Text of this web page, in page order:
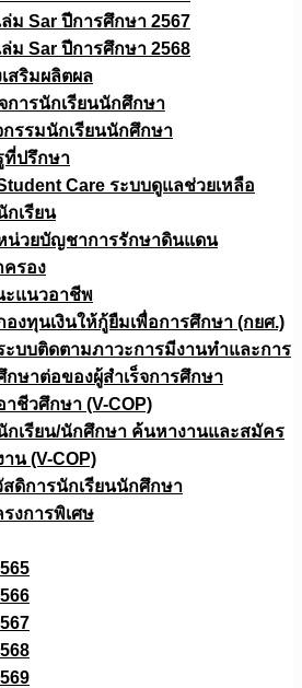
ล่ม Sar ปีการศึกษา 2567
ล่ม Sar ปีการศึกษา 2568
สริมผลิตผล
การนักเรียนนักศึกษา
กรรมนักเรียนนักศึกษา
ที่ปรึกษา
Care ระบบดูแลช่วยเหลือ
กเรียน
น่วยบัญชาการรักษาดินแดน
ครอง
ะแนวอาชีพ
องทุนเงินให้กู้ยืมเพื่อการศึกษา (กยศ.)
ะบบติดตามภาวะการมีงานทำและการ
กษาต่อของผู้สำเร็จการศึกษา
าชีวศึกษา (V-COP)
กเรียน/นักศึกษา ค้นหางานและสมัคร
าน (V-COP)
สดิการนักเรียนนักศึกษา
งการพิเศษ